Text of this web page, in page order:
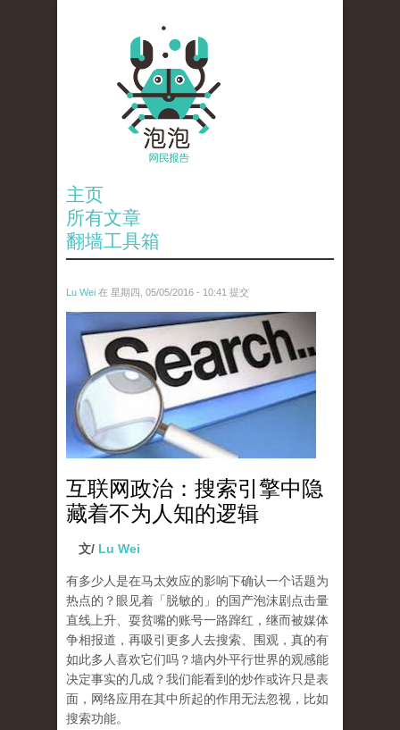
主页
所有文章
翻墙工具箱
Lu Wei 在 星期四, 05/05/2016 - 10:41 提交
wen_tou_tu_3.jpeg
互联网政治：搜索引擎中隐
藏着不为人知的逻辑
文/ Lu Wei
有多少人是在马太效应的影响下确认一个话题为
热点的？眼见着「脱敏的」的国产泡沫剧点击量
直线上升、耍贫嘴的账号一路蹿红，继而被媒体
争相报道，再吸引更多人去搜索、围观，真的有
如此多人喜欢它们吗？墙内外平行世界的观感能
决定事实的几成？我们能看到的炒作或许只是表
面，网络应用在其中所起的作用无法忽视，比如
搜索功能。